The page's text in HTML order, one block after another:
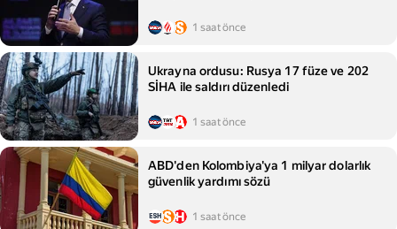
1 saat önce
Ukrayna ordusu: Rusya 17 füze ve 202
SİHA ile saldırı düzenledi
1 saat önce
ABD'den Kolombiya'ya 1 milyar dolarlık
güvenlik yardımı sözü
1 saat önce